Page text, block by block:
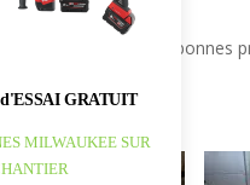
associés à de bonnes
GRATUIT
MILWAUKEE SUR